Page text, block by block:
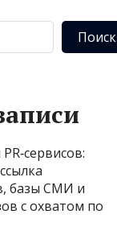
Поиск
базы СМИ и
с охватом по